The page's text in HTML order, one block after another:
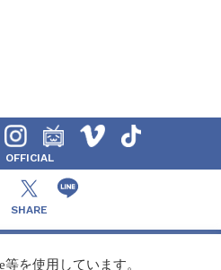
OFFICIAL
SHARE
CONTACT
を使用しています。